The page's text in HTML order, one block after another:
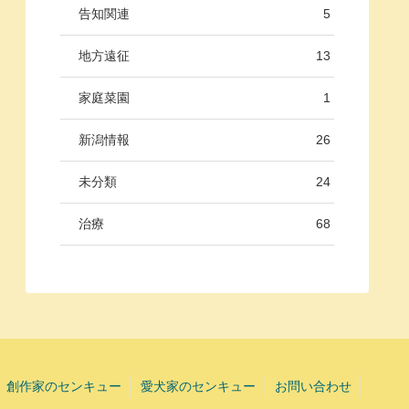
告知関連 5
地方遠征 13
家庭菜園 1
新潟情報 26
未分類 24
治療 68
創作家のセンキュー 愛犬家のセンキュー お問い合わせ